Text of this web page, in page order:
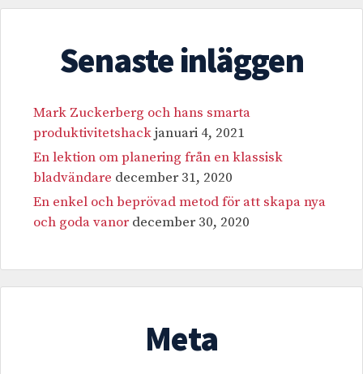
Senaste inläggen
Mark Zuckerberg och hans smarta
produktivitetshackjanuari 4, 2021
En lektion om planering från en klassisk
bladvändare december 31, 2020
En enkel och beprövad metod för att skapa nya
och goda vanor december 30, 2020
Meta